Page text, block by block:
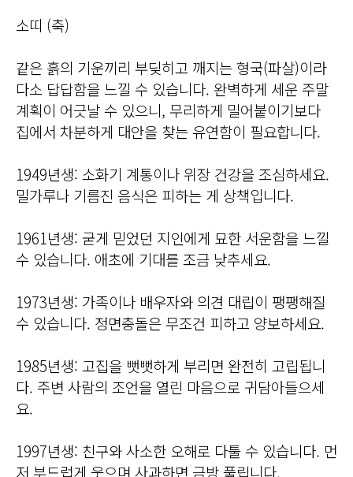
소띠 (축)
같은 흙의 기운끼리 부딪히고 깨지는 형국(파살)이라
다소 답답함을 느낄 수 있습니다. 완벽하게 세운 주말
계획이 어긋날 수 있으니, 무리하게 밀어붙이기보다
집에서 차분하게 대안을 찾는 유연함이 필요합니다.
1949년생: 소화기 계통이나 위장 건강을 조심하세요.
밀가루나 기름진 음식은 피하는 게 상책입니다.
1961년생: 굳게 믿었던 지인에게 묘한 서운함을 느낄
수 있습니다. 애초에 기대를 조금 낮추세요.
1973년생: 가족이나 배우자와 의견 대립이 팽팽해질
수 있습니다. 정면충돌은 무조건 피하고 양보하세요.
1985년생: 고집을 뻣뻣하게 부리면 완전히 고립됩니
다. 주변 사람의 조언을 열린 마음으로 귀담아들으세
요.
1997년생: 친구와 사소한 오해로 다툴 수 있습니다. 먼
저 부드럽게 웃으며 사과하면 금방 풀립니다.